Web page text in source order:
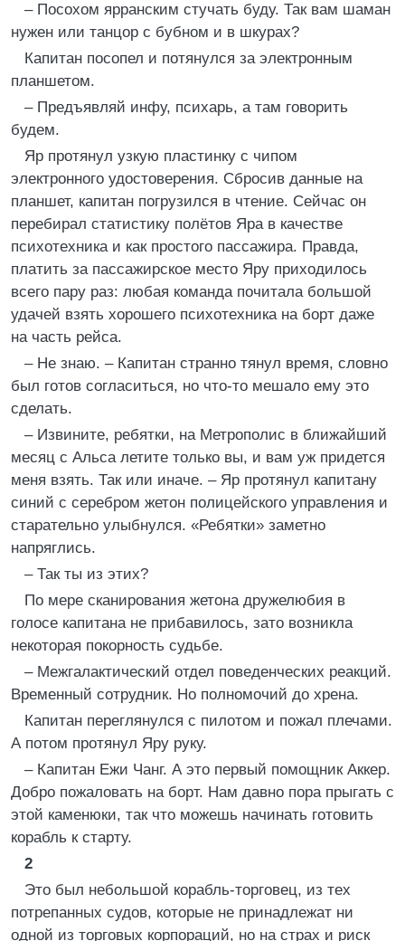
– Посохом ярранским стучать буду. Так вам шаман
нужен или танцор с бубном и в шкурах?
Капитан посопел и потянулся за электронным
планшетом.
– Предъявляй инфу, психарь, а там говорить
будем.
Яр протянул узкую пластинку с чипом
электронного удостоверения. Сбросив данные на
планшет, капитан погрузился в чтение. Сейчас он
перебирал статистику полётов Яра в качестве
психотехника и как простого пассажира. Правда,
платить за пассажирское место Яру приходилось
всего пару раз: любая команда почитала большой
удачей взять хорошего психотехника на борт даже
на часть рейса.
– Не знаю. – Капитан странно тянул время, словно
был готов согласиться, но что‑то мешало ему это
сделать.
– Извините, ребятки, на Метрополис в ближайший
месяц с Альса летите только вы, и вам уж придется
меня взять. Так или иначе. – Яр протянул капитану
синий с серебром жетон полицейского управления и
старательно улыбнулся. «Ребятки» заметно
напряглись.
– Так ты из этих?
По мере сканирования жетона дружелюбия в
голосе капитана не прибавилось, зато возникла
некоторая покорность судьбе.
– Межгалактический отдел поведенческих реакций.
Временный сотрудник. Но полномочий до хрена.
Капитан переглянулся с пилотом и пожал плечами.
А потом протянул Яру руку.
– Капитан Ежи Чанг. А это первый помощник Аккер.
Добро пожаловать на борт. Нам давно пора прыгать с
этой каменюки, так что можешь начинать готовить
корабль к старту.
2
Это был небольшой корабль‑торговец, из тех
потрепанных судов, которые не принадлежат ни
одной из торговых корпораций, но на страх и риск